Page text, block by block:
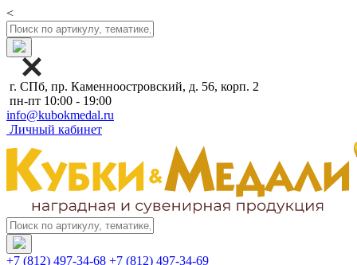
<
г. СПб, пр. Каменноостровский, д. 56, корп. 2
пн-пт 10:00 - 19:00
info@kubokmedal.ru
Личный кабинет
+7 (812) 497-34-68 +7 (812) 497-34-69